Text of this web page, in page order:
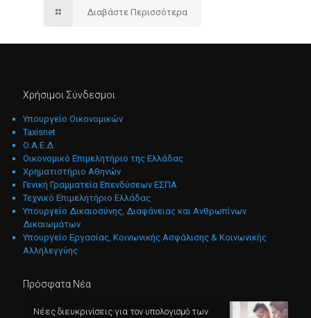
Διαβάστε Περισσότερα
Χρήσιμοι Σύνδεσμοι
Υπουργείο Οικονομικών
Taxisnet
Ο.Α.Ε.Δ
Οικονομικό Επιμελητήριο της Ελλάδας
Χρηματιστήριο Αθηνών
Γενική Γραμματεία Επενδύσεων ΕΣΠΑ
Τεχνικό Επιμελητήριο Ελλάδας
Υπουργείο Δικαιοσύνης, Διαφάνειας και Ανθρωπίνων
Δικαιωμάτων
Υπουργείο Εργασίας, Κοινωνικής Ασφάλισης & Κοινωνικής
Αλληλεγγύης
Πρόσφατα Νέα
Νέες διευκρινίσεις για τον υπολογισμό των